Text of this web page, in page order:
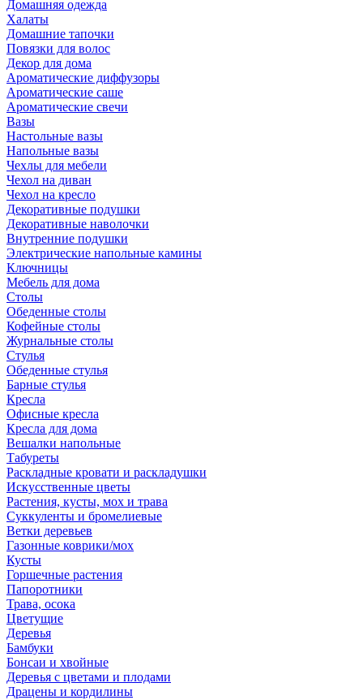
Домашняя одежда
Халаты
Домашние тапочки
Повязки для волос
Декор для дома
Ароматические диффузоры
Ароматические саше
Ароматические свечи
Вазы
Настольные вазы
Напольные вазы
Чехлы для мебели
Чехол на диван
Чехол на кресло
Декоративные подушки
Декоративные наволочки
Внутренние подушки
Электрические напольные камины
Ключницы
Мебель для дома
Столы
Обеденные столы
Кофейные столы
Журнальные столы
Стулья
Обеденные стулья
Барные стулья
Кресла
Офисные кресла
Кресла для дома
Вешалки напольные
Табуреты
Раскладные кровати и раскладушки
Искусственные цветы
Растения, кусты, мох и трава
Суккуленты и бромелиевые
Ветки деревьев
Газонные коврики/мох
Кусты
Горшечные растения
Папоротники
Трава, осока
Цветущие
Деревья
Бамбуки
Бонсаи и хвойные
Деревья с цветами и плодами
Драцены и кордилины